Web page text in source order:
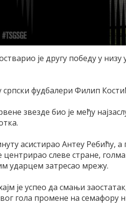
је другу победу у
српски фудбалери Филип
звезде био је међу
асистирао Антеу Ребићу,
центрирао слеве стране,
ударцем затресао мрежу.
је успео да смањи
гола промене на семафору